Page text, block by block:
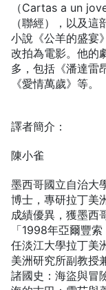
（Cartas a un
（聯經），以及
小說《公羊的盛宴
改拍為電影。他的
多，包括《潘達雷
《愛情萬歲》等。
譯者簡介：
陳小雀
墨西哥國立自治大
博士，專研拉丁美
成績優異，獲墨西
「1998年亞爾豐
任淡江大學拉丁美
美洲研究所副教授
諸國史：海盜與冒